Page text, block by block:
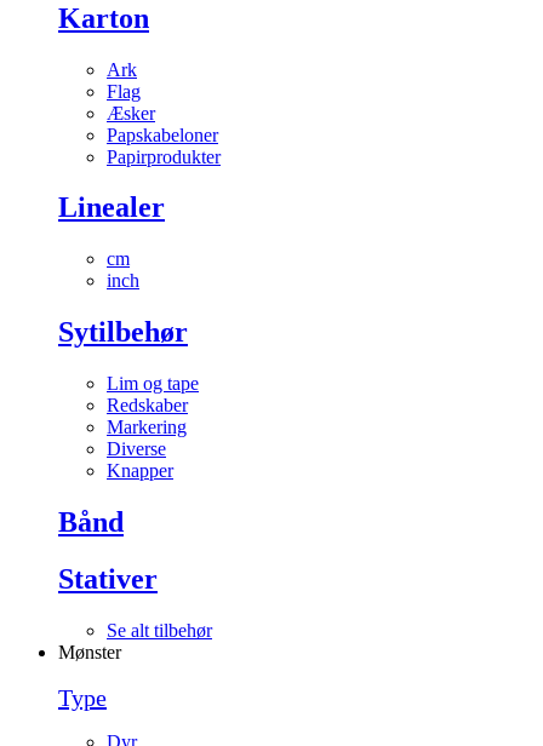
Karton
Ark
Flag
Æsker
Papskabeloner
Papirprodukter
Linealer
cm
inch
Sytilbehør
Lim og tape
Redskaber
Markering
Diverse
Knapper
Bånd
Stativer
Se alt tilbehør
Mønster
Type
Dyr